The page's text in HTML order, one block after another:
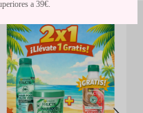
a 39€.